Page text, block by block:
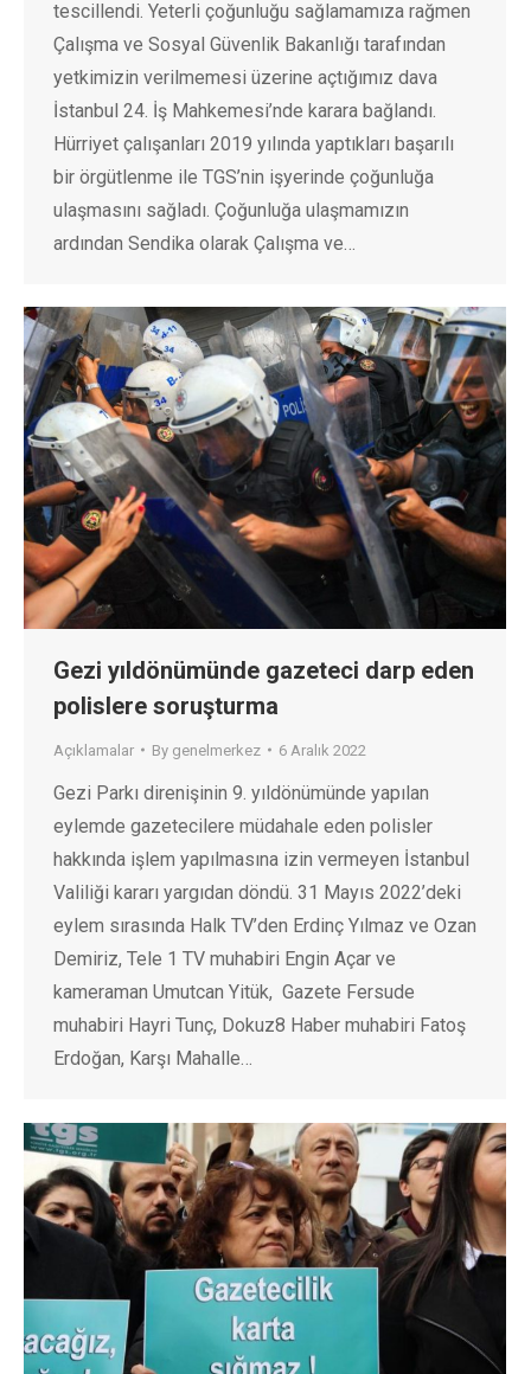
tescillendi. Yeterli çoğunluğu sağlamamıza rağmen
Çalışma ve Sosyal Güvenlik Bakanlığı tarafından
yetkimizin verilmemesi üzerine açtığımız dava
İstanbul 24. İş Mahkemesi’nde karara bağlandı.
Hürriyet çalışanları 2019 yılında yaptıkları başarılı
bir örgütlenme ile TGS’nin işyerinde çoğunluğa
ulaşmasını sağladı. Çoğunluğa ulaşmamızın
ardından Sendika olarak Çalışma ve…
Gezi yıldönümünde gazeteci darp eden
polislere soruşturma
Açıklamalar By genelmerkez 6 Aralık 2022
Gezi Parkı direnişinin 9. yıldönümünde yapılan
eylemde gazetecilere müdahale eden polisler
hakkında işlem yapılmasına izin vermeyen İstanbul
Valiliği kararı yargıdan döndü. 31 Mayıs 2022’deki
eylem sırasında Halk TV’den Erdinç Yılmaz ve Ozan
Demiriz, Tele 1 TV muhabiri Engin Açar ve
kameraman Umutcan Yitük, Gazete Fersude
muhabiri Hayri Tunç, Dokuz8 Haber muhabiri Fatoş
Erdoğan, Karşı Mahalle…